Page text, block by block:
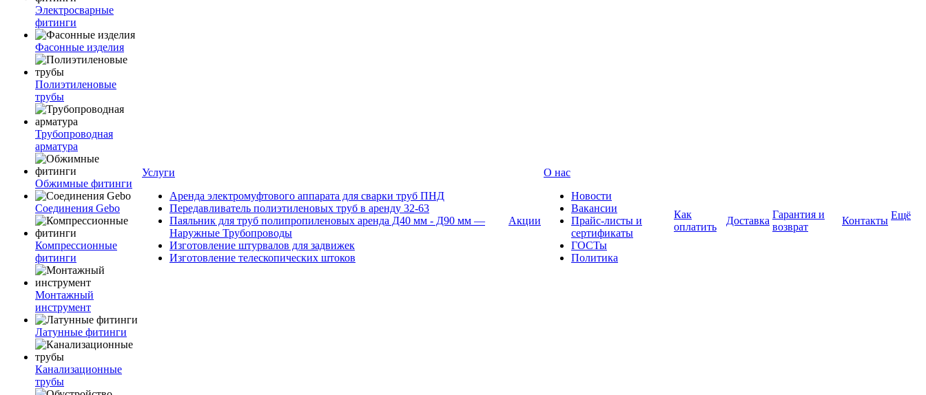
Электросварные
фитинги
Фасонные изделия
Полиэтиленовые
трубы
Трубопроводная
арматура
Обжимные фитинги
Соединения Gebo
Компрессионные
фитинги
Монтажный
инструмент
Латунные фитинги
Канализационные
трубы
Услуги
Аренда электромуфтового аппарата для сварки труб ПНД
Передавливатель полиэтиленовых труб в аренду 32-63
Паяльник для труб полипропиленовых аренда Д40 мм - Д90 мм —
Наружные Трубопроводы
Изготовление штурвалов для задвижек
Изготовление телескопических штоков
Акции
О нас
Новости
Вакансии
Прайс-листы и
сертификаты
ГОСТы
Политика
Как
оплатить
Доставка
Гарантия и
возврат
Контакты Ещё